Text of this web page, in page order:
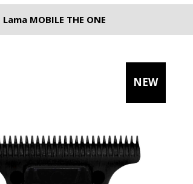
Lama MOBILE THE ONE
NEW